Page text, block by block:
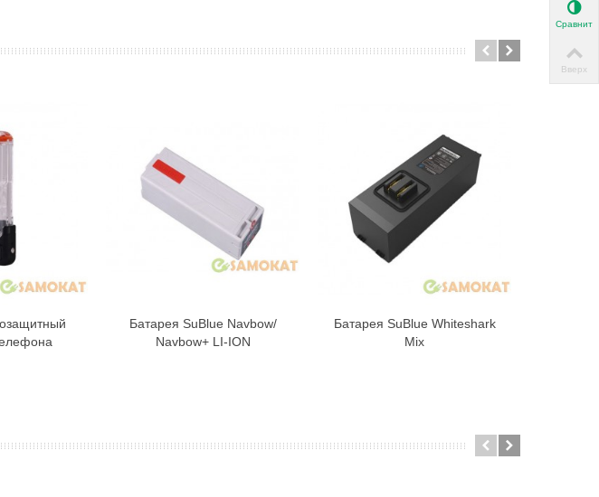
В корзину
Батарея SuBlue Navbow/
Navbow+ LI-ION
В корзину
Батарея SuBlue Whiteshark
Mix
Сравнить
Вверх